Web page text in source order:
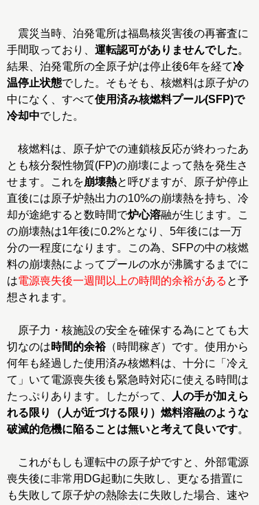
震災当時、泊発電所は福島核災害後の再審査に
手間取っており、 運転認可がありませんでした。
結果、泊発電所の全原子炉は停止後6年を経て冷
温停止状態でした。そもそも、核燃料は原子炉の
中になく、すべて使用済み核燃料プール(SFP)で
冷却中でした。
核燃料は、原子炉での連鎖核反応が終わったあ
とも核分裂性物質(FP)の崩壊によって熱を発生さ
せます。これを崩壊熱と呼びますが、原子炉停止
直後には原子炉熱出力の10%の崩壊熱を持ち、冷
却が途絶すると数時間で炉心溶融が生じます。こ
の崩壊熱は1年後に0.2%となり、5年後には一万
分の一程度になります。この為、SFPの中の核燃
料の崩壊熱によってプールの水が沸騰するまでに
は電源喪失後一週間以上の時間的余裕がある と予
想されます。
原子力・核施設の安全を確保する為にとても大
切なのは時間的余裕（時間稼ぎ）です。使用から
何年も経過した使用済み核燃料は、十分に「冷え
て」いて電源喪失後も緊急時対応に使える時間は
たっぷりあります。したがって、
人の手が加えら
れる限り（人が近づける限り）燃料溶融のような
破滅的危機に陥ることは無いと考えて良いです。
これがもしも運転中の原子炉ですと、外部電源
喪失後に非常用DG起動に失敗し、更なる措置に
も失敗して原子炉の熱除去に失敗した場合、速や